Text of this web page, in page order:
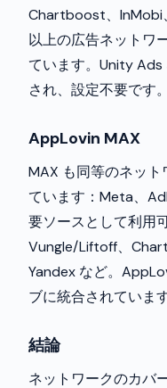
Chartboost、InMobi
以上の広告ネットワ
ています。Unity Ads
され、設定不要です。
AppLovin MAX
MAX も同等のネッ
ています：Meta、
要ソースとして利用
Vungle/Liftoff、
Yandex など。
ブに統合されています
結論
ネットワークのカバ